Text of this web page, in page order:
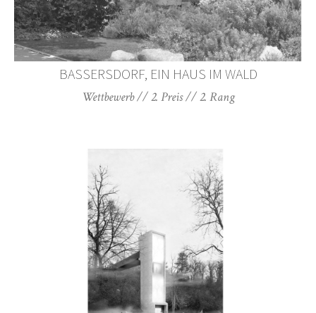
BASSERSDORF, EIN HAUS IM WALD
Wettbewerb // 2. Preis // 2. Rang